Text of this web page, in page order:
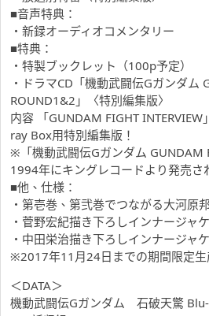
■音声特典：
・新録オーディオコメンタリー
■特典：
・特製ブックレット（100p予定）
・ドラマCD「機動武闘伝Gガンダム
ROUND1&2」〈特別編集版〉
内容 「GUNDAM FIGHT
ray Box用特別編集版！
※「機動武闘伝Gガンダム GUNDAM
1994年にキングレコードより発売さ
■他、仕様：
・第壱巻、第弐巻でつながる大河原
・菅野宏紀描き下ろしインナージャ
・中田栄治描き下ろしインナージャ
※2017年11月24日までの期間限定生
＜DATA＞
機動武闘伝Gガンダム 石破天驚